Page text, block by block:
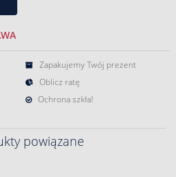
Zapakujemy Twój prezent
Oblicz ratę
Ochrona szkła!
powiązane